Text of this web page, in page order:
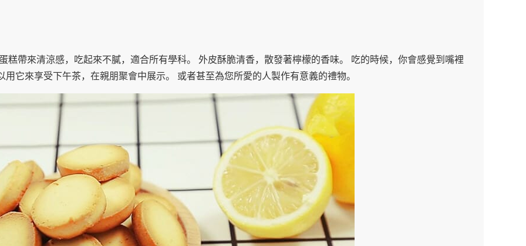
糕帶來清涼感，吃起來不膩，適合所有學科。 外皮酥脆清香，散發著檸檬的香味。 吃的時候，你會感覺到嘴裡
它來享受下午茶，在親朋聚會中展示。 或者甚至為您所愛的人製作有意義的禮物。